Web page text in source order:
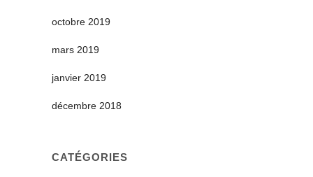
octobre 2019
mars 2019
janvier 2019
décembre 2018
CATÉGORIES